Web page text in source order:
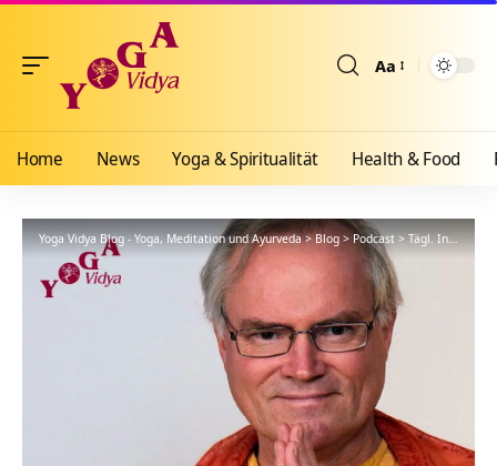
Aa
Home News Yoga & Spiritualität Health & Food
Yoga Vidya Blog - Yoga, Meditation und Ayurveda>Blog>Podcast>Tägl. Inspiration